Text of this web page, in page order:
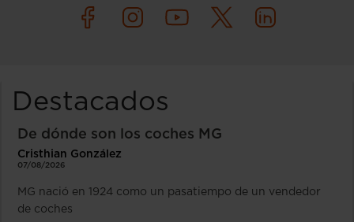
Destacados
De dónde son los coches MG
Cristhian González
07/08/2026
MG nació en 1924 como un pasatiempo de un vendedor
de coches